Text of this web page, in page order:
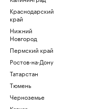
Краснодарский
край
Нижний
Новгород
Пермский край
Ростов-на-Дону
Татарстан
Тюмень
Черноземье